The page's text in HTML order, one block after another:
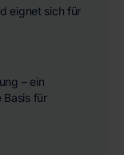
eignet sich für
– ein
für